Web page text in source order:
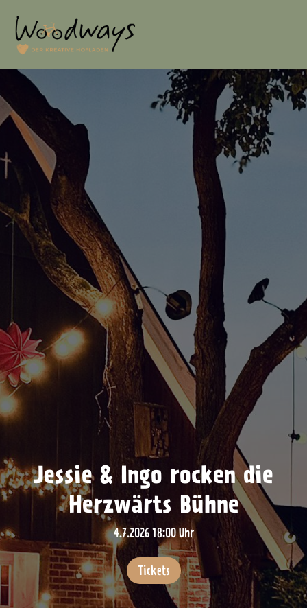
Jessie & Ingo rocken die
Herzwärts Bühne
4.7.2026 18:00 Uhr
Tickets